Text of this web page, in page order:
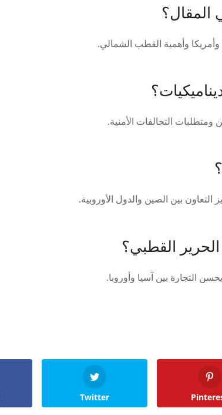
المقال؟
وأمريكا وأهمية القطب الشمالي.
ومتطلبات التحالفات الأمنية.
بين الصين والدول الأوروبية.
القطبي؟
التجارة بين آسيا وأوروبا.
Twitter